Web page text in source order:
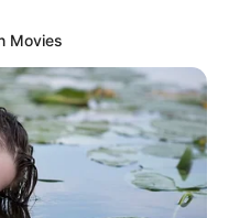
з
питну
(фото, відео)
Movies